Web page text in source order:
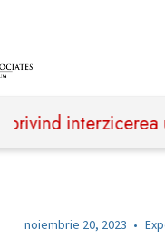
interzicerea
noiembrie 20, 2023 •